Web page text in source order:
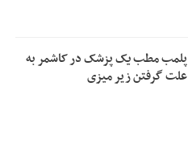
پلمب مطب یک پزشک در کاشمر به
علت گرفتن زیر میزی